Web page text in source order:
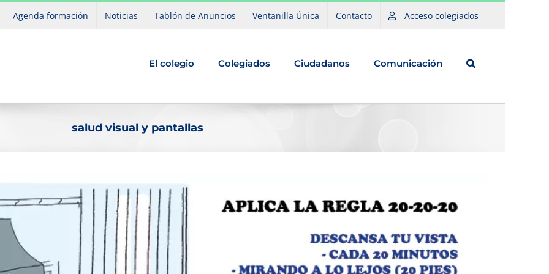
Agenda formación Noticias Tablón de Anuncios Ventanilla Única Contacto Acceso colegiados
El colegio Colegiados Ciudadanos Comunicación
salud visual y pantallas